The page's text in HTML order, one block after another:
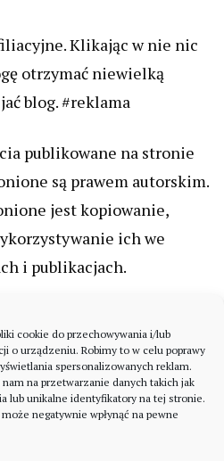
cookie do przechowywania i/lub
o urządzeniu. Robimy to w celu poprawy
spersonalizowanych reklam.
na przetwarzanie danych takich jak
lub unikalne identyfikatory na tej stronie.
negatywnie wpłynąć na pewne
Klikając w nie nic
otrzymać niewielką
blog. #reklama
publikowane na stronie
są prawem autorskim.
jest kopiowanie,
ich we
i publikacjach.